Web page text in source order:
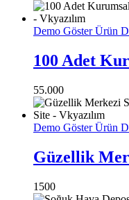
Demo GösterÜrün
100 Adet
55.000
Demo GösterÜrün
Güzellik
1500